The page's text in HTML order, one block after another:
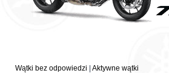
Wątki bez odpowiedzi Aktywne wątki